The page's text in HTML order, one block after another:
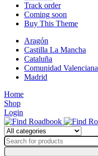
Track order
Coming soon
Buy This Theme
Aragón
Castilla La Mancha
Cataluña
Comunidad Valenciana
Madrid
Home
Shop
Login